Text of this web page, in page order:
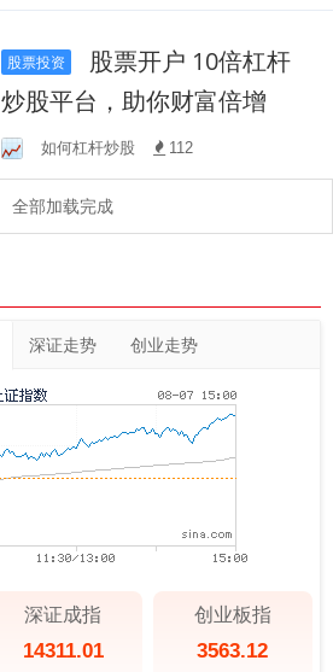
股票投资
炒股平台，助你财富倍增
如何杠杆炒股 112
全部加载完成
深证走势 创业走势
深证成指
14311.01
创业板指
3563.12